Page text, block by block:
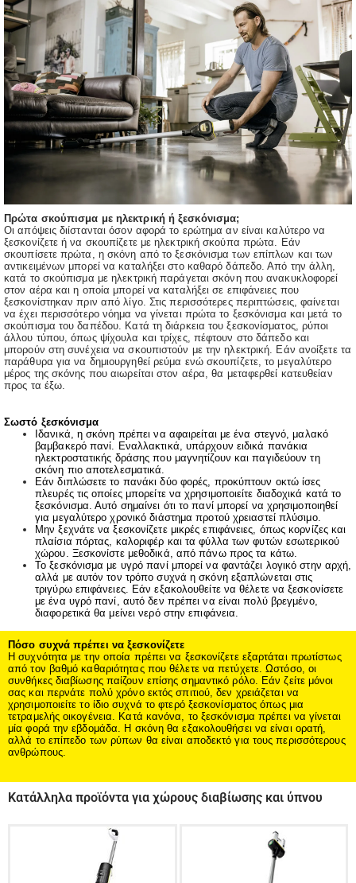
Πρώτα σκούπισμα με ηλεκτρική ή ξεσκόνισμα;
Οι απόψεις διίστανται όσον αφορά το ερώτημα αν είναι καλύτερο να
ξεσκονίζετε ή να σκουπίζετε με ηλεκτρική σκούπα πρώτα. Εάν
σκουπίσετε πρώτα, η σκόνη από το ξεσκόνισμα των επίπλων και των
αντικειμένων μπορεί να καταλήξει στο καθαρό δάπεδο. Από την άλλη,
κατά το σκούπισμα με ηλεκτρική παράγεται σκόνη που ανακυκλοφορεί
στον αέρα και η οποία μπορεί να καταλήξει σε επιφάνειες που
ξεσκονίστηκαν πριν από λίγο. Στις περισσότερες περιπτώσεις, φαίνεται
να έχει περισσότερο νόημα να γίνεται πρώτα το ξεσκόνισμα και μετά το
σκούπισμα του δαπέδου. Κατά τη διάρκεια του ξεσκονίσματος, ρύποι
άλλου τύπου, όπως ψίχουλα και τρίχες, πέφτουν στο δάπεδο και
μπορούν στη συνέχεια να σκουπιστούν με την ηλεκτρική. Εάν ανοίξετε τα
παράθυρα για να δημιουργηθεί ρεύμα ενώ σκουπίζετε, το μεγαλύτερο
μέρος της σκόνης που αιωρείται στον αέρα, θα μεταφερθεί κατευθείαν
προς τα έξω.
Σωστό ξεσκόνισμα
Ιδανικά, η σκόνη πρέπει να αφαιρείται με ένα στεγνό, μαλακό
βαμβακερό πανί. Εναλλακτικά, υπάρχουν ειδικά πανάκια
ηλεκτροστατικής δράσης που μαγνητίζουν και παγιδεύουν τη
σκόνη πιο αποτελεσματικά.
Εάν διπλώσετε το πανάκι δύο φορές, προκύπτουν οκτώ ίσες
πλευρές τις οποίες μπορείτε να χρησιμοποιείτε διαδοχικά κατά το
ξεσκόνισμα. Αυτό σημαίνει ότι το πανί μπορεί να χρησιμοποιηθεί
για μεγαλύτερο χρονικό διάστημα προτού χρειαστεί πλύσιμο.
Μην ξεχνάτε να ξεσκονίζετε μικρές επιφάνειες, όπως κορνίζες και
πλαίσια πόρτας, καλοριφέρ και τα φύλλα των φυτών εσωτερικού
χώρου. Ξεσκονίστε μεθοδικά, από πάνω προς τα κάτω.
Το ξεσκόνισμα με υγρό πανί μπορεί να φαντάζει λογικό στην αρχή,
αλλά με αυτόν τον τρόπο συχνά η σκόνη εξαπλώνεται στις
τριγύρω επιφάνειες. Εάν εξακολουθείτε να θέλετε να ξεσκονίσετε
με ένα υγρό πανί, αυτό δεν πρέπει να είναι πολύ βρεγμένο,
διαφορετικά θα μείνει νερό στην επιφάνεια.
Πόσο συχνά πρέπει να ξεσκονίζετε
Η συχνότητα με την οποία πρέπει να ξεσκονίζετε εξαρτάται πρωτίστως
από τον βαθμό καθαριότητας που θέλετε να πετύχετε. Ωστόσο, οι
συνθήκες διαβίωσης παίζουν επίσης σημαντικό ρόλο. Εάν ζείτε μόνοι
σας και περνάτε πολύ χρόνο εκτός σπιτιού, δεν χρειάζεται να
χρησιμοποιείτε το ίδιο συχνά το φτερό ξεσκονίσματος όπως μια
τετραμελής οικογένεια. Κατά κανόνα, το ξεσκόνισμα πρέπει να γίνεται
μία φορά την εβδομάδα. Η σκόνη θα εξακολουθήσει να είναι ορατή,
αλλά το επίπεδο των ρύπων θα είναι αποδεκτό για τους περισσότερους
ανθρώπους.
Κατάλληλα προϊόντα για χώρους διαβίωσης και ύπνου